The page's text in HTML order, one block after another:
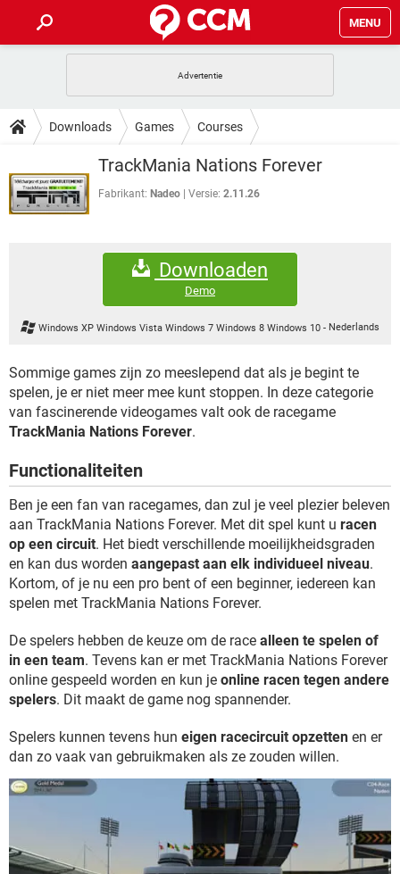
MENU
INSTAGRAM WINDOWS 10
CORONAVIRUS
GRATIS SNAPCHAT
HOW-TO
VIDEOBELLEN
INSTAGRAM
NETFLIX
VIDEOBELLEN GAMES
CORONAVIRUS
SNAPCHAT
FORUM
WINDOWS 10
CORONAVIRUS
GRATIS SNAPCHAT
GAMES
GRATIS SNAPCHAT
TIKTOK
Downloads Games Courses
TrackMania Nations Forever
Fabrikant: Nadeo Versie: 2.11.26
Downloaden
Demo
Windows XP Windows Vista Windows 7 Windows 8 Windows 10- Nederlands
Sommige games zijn zo meeslepend dat als je begint te
spelen, je er niet meer mee kunt stoppen. In deze categorie
van fascinerende videogames valt ook de racegame
TrackMania Nations Forever.
Functionaliteiten
Ben je een fan van racegames, dan zul je veel plezier beleven
aan TrackMania Nations Forever. Met dit spel kunt u racen
op een circuit. Het biedt verschillende moeilijkheidsgraden
en kan dus worden aangepast aan elk individueel niveau.
Kortom, of je nu een pro bent of een beginner, iedereen kan
spelen met TrackMania Nations Forever.
De spelers hebben de keuze om de race alleen te spelen of
in een team. Tevens kan er met TrackMania Nations Forever
online gespeeld worden en kun je online racen tegen andere
spelers. Dit maakt de game nog spannender.
Spelers kunnen tevens hun eigen racecircuit opzetten en er
dan zo vaak van gebruikmaken als ze zouden willen.